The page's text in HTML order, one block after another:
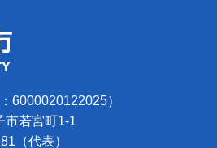
6000020122025）
市若宮町1-1
（代表）